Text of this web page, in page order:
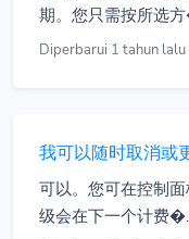
期。您只需按所选
Diperbarui 1 tahun lalu
我可以随时取消或
可以。您可在控制
级会在下一个计费